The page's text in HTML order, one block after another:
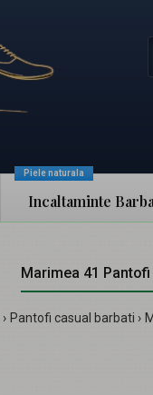
Incaltaminte
Piele naturala
Marimea 41
Pantofi casual barbati